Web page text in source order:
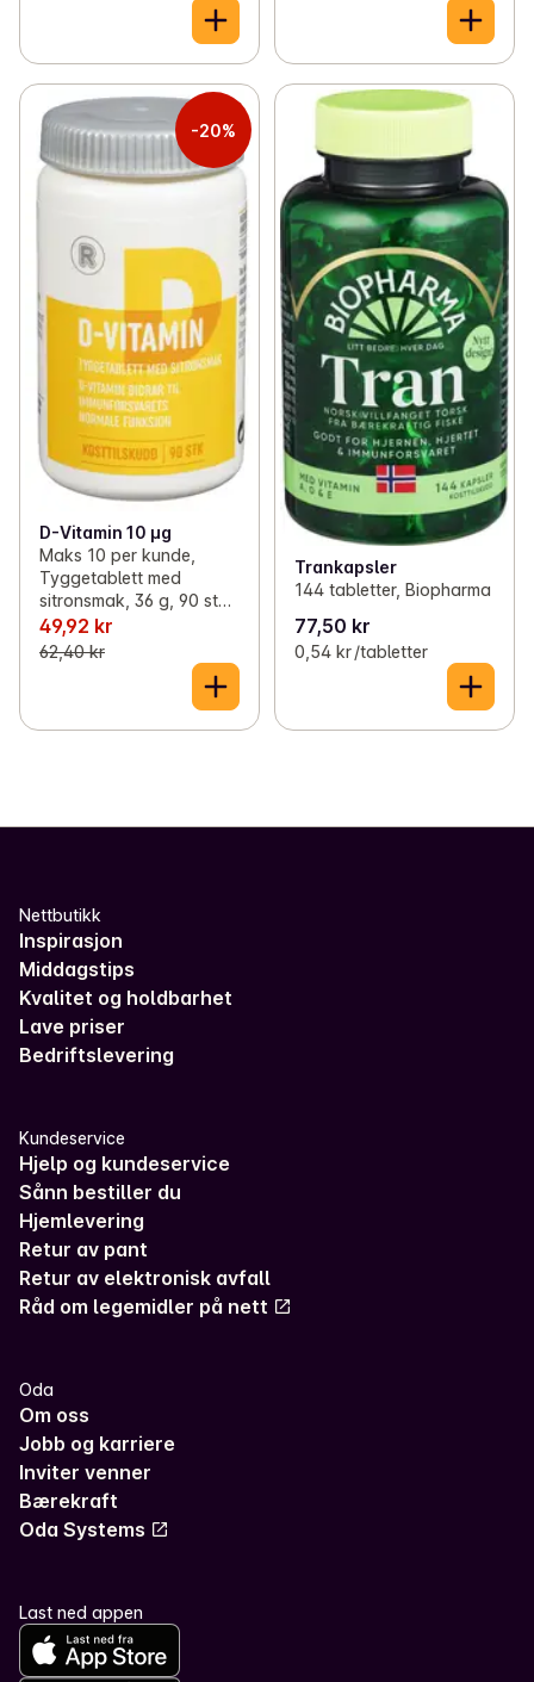
-20%
D-Vitamin 10 µg
Maks 10 per kunde,
Tyggetablett med
sitronsmak, 36 g, 90 stk,
R
49,92 kr
62,40 kr
Trankapsler
144 tabletter, Biopharma
77,50 kr
0,54 kr /tabletter
Nettbutikk
Inspirasjon
Middagstips
Kvalitet og holdbarhet
Lave priser
Bedriftslevering
Kundeservice
Hjelp og kundeservice
Sånn bestiller du
Hjemlevering
Retur av pant
Retur av elektronisk avfall
Råd om legemidler på nett
Oda
Om oss
Jobb og karriere
Inviter venner
Bærekraft
Oda Systems
Last ned appen